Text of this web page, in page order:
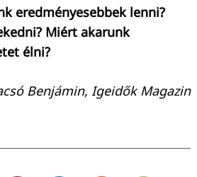
eredményesebbek lenni?
Miért akarunk
élni?
Benjámin, Igeidők Magazin